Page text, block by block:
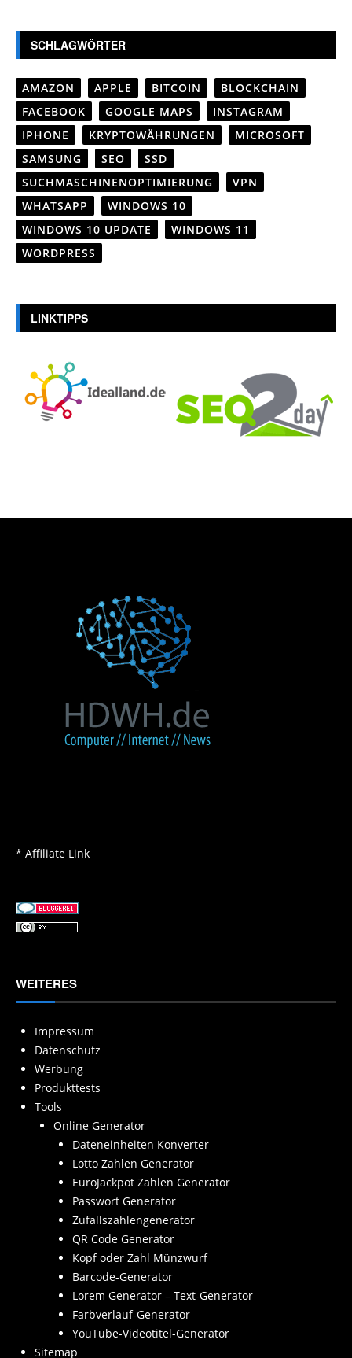
SCHLAGWÖRTER
AMAZON APPLE BITCOIN
BLOCKCHAIN
FACEBOOK
GOOGLE MAPS
INSTAGRAM
IPHONE
KRYPTOWÄHRUNGEN
MICROSOFT
SAMSUNG
SEO
SSD
SUCHMASCHINENOPTIMIERUNG
VPN
WHATSAPP
WINDOWS 10
WINDOWS 10 UPDATE
WINDOWS 11
WORDPRESS
LINKTIPPS
* Affiliate Link
WEITERES
Impressum
Datenschutz
Werbung
Produkttests
Tools
Online Generator
Dateneinheiten Konverter
Lotto Zahlen Generator
EuroJackpot Zahlen Generator
Passwort Generator
Zufallszahlengenerator
QR Code Generator
Kopf oder Zahl Münzwurf
Barcode-Generator
Lorem Generator – Text-Generator
Farbverlauf-Generator
YouTube-Videotitel-Generator
Sitemap